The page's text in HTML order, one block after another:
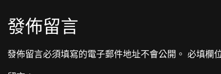
發佈留言
發佈留言必須填寫的電子郵件地址不會公開。 必填欄